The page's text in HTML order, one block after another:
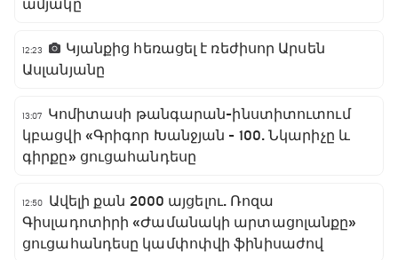
ամյակը
12:23
Կյանքից հեռացել է ռեժիսոր Արսեն
Ասլանյանը
13:07
Կոմիտասի թանգարան-ինստիտուտում
կբացվի «Գրիգոր Խանջյան - 100. Նկարիչը և
գիրքը» ցուցահանդեսը
12:50
Ավելի քան 2000 այցելու. Ռոզա
Գիսլադոտիրի «Ժամանակի արտացոլանքը»
ցուցահանդեսը կամփոփվի ֆինիսաժով